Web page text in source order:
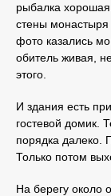
рыбалка
стены
фото казались
обитель живая,
этого.
И здания есть
гостевой домик.
порядка далеко.
Только потом
На берегу около